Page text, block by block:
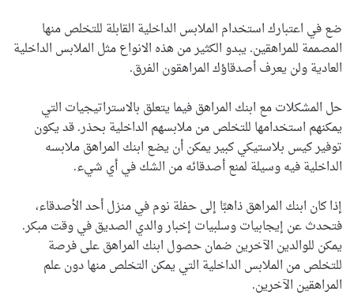
ضع في اعتبارك استخدام الملابس الداخلية القابلة للتخلص منها
المصممة للمراهقين. يبدو الكثير من هذه الانواع مثل الملابس الداخلية
العادية ولن يعرف أصدقاؤك المراهقون الفرق.
حل المشكلات مع ابنك المراهق فيما يتعلق بالاستراتيجيات التي
يمكنهم استخدامها للتخلص من ملابسهم الداخلية بحذر. قد يكون
توفير كيس بلاستيكي كبير يمكن أن يضع ابنك المراهق ملابسه
الداخلية فيه وسيلة لمنع أصدقائه من الشك في أي شيء.
إذا كان ابنك المراهق ذاهبًا إلى حفلة نوم في منزل أحد الأصدقاء،
فتحدث عن إيجابيات وسلبيات إخبار والدي الصديق في وقت مبكر.
يمكن للوالدين الآخرين ضمان حصول ابنك المراهق على فرصة
للتخلص من الملابس الداخلية التي يمكن التخلص منها دون علم
المراهقين الآخرين.